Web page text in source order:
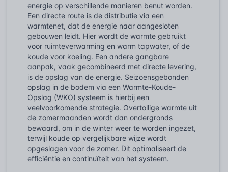
energie op verschillende manieren benut worden.
Een directe route is de distributie via een
warmtenet, dat de energie naar aangesloten
gebouwen leidt. Hier wordt de warmte gebruikt
voor ruimteverwarming en warm tapwater, of de
koude voor koeling. Een andere gangbare
aanpak, vaak gecombineerd met directe levering,
is de opslag van de energie. Seizoensgebonden
opslag in de bodem via een Warmte-Koude-
Opslag (WKO) systeem is hierbij een
veelvoorkomende strategie. Overtollige warmte uit
de zomermaanden wordt dan ondergronds
bewaard, om in de winter weer te worden ingezet,
terwijl koude op vergelijkbare wijze wordt
opgeslagen voor de zomer. Dit optimaliseert de
efficiëntie en continuïteit van het systeem.